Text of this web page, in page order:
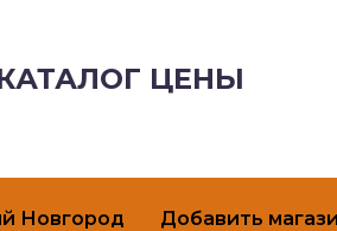
ЦЕНЫ
Новгород Добавить